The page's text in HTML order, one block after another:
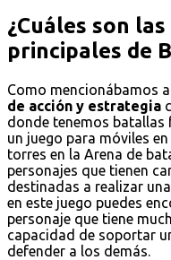
¿Cuáles son
principales de
Como mencionábamos
de acción y estrategia
donde tenemos batallas
un juego para móviles
torres en la Arena de
personajes que tienen
destinadas a realizar
en este juego puedes
personaje que tiene
capacidad de soportar
defender a los demás.